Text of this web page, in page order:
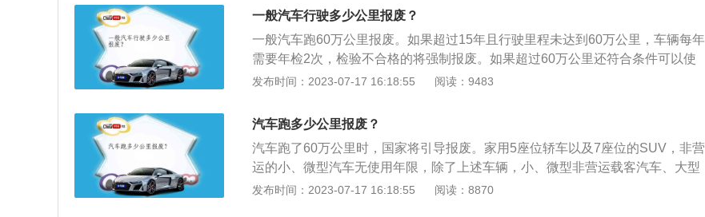
米；（三）小型和中型教练载客汽车行驶50万千米，大型教练载客汽车行驶60万
千米；（四）公交客运汽车行驶40万千米；（五）其他小、微型营运载客汽车行
驶60万千米，中型营运载客汽车行驶50万千米，大型营运载客汽车行驶80万千
米；（六）专用校车行驶40万千米；（七）小、微型非营运载客汽车和大型非营
行驶60万千米；（八）微型载货汽车行驶50万千米，中、轻型载货汽车行驶60万
千米，重型载货汽车（包括半挂牵引车和全挂牵引车）行驶70万千米，危险品运
输载货汽车行驶40万千米，装用多缸发动机的低速货车行驶30万千米；（九）专
项作业车、轮式专用机械车行驶50万千米；（十）正三轮摩托车行驶10万千米，
其他摩托车行驶12万千米。根据《机动车强制报废标准规定》第五条，各类机动
微型载货汽车行驶50万千米，中、轻型载货汽车行驶60万千米，重型载货汽车
(包括半挂牵引车和全挂牵引车)行驶70万千米，危险品运输载货汽车行驶40万千
米，装用多缸发动机的低速货车行驶30万千米;(九)专项作业车、轮式专用机械车
车报废流程如下：申请报废更新的汽车车主领填《机动车变更、过户、改装、停
的车辆开具《汽车报废通知书》。对未达到报废年限的机动车，经机动车查验岗
认定，符合汽车报废标准，核发《汽车报废通知单》。车主持《通知书》自行选
择一家符合规定的回收企业将车辆送交解体。回收企业经查验《通知书》后将车
辆解体并照相。要求发动机与车辆分离，发动机的缸体应打破，车架（底盘）要
规定：小、微型出租客运汽车报废年限8年，中型出租客运汽车报废年限10年，
大型出租客运汽车报废年限12年。公交客运汽车报废年限13年，其他小、微型营
运载客汽车报废年限10年，大、中型营运载客汽车报废年限15年；微型营运货车
报废年限8年，轻型和大型营运货车报废年限10年。车辆报废办理流程如下：首
先，申请报废更新的汽车车主领填《机动车变更、过户、改装、停驶、报废审批
具的《汽车报废通知书》，对未达到报废年限的机动车，经机动车查验岗认定，
符合汽车报废标准，核发《汽车报废通知单》。然后车主持《通知书》自行选择
一家符合规定的回收企业将车辆送交解体，回收企业经查验《通知书》后将车辆
割断。最后车主持《变更表》、《XX省更新汽车技术鉴定表》和《报废汽车回收
一般汽车行驶多少公里报废？
一般汽车跑60万公里报废。如果超过15年且行驶里程未达到60万公里，车辆每年
需要年检2次，检验不合格的将强制报废。如果超过60万公里还符合条件可以使
用的，需要一年上线年检4次。私家车包括5座轿车和7座SUV车型，非营运性质
的使用年限为8年，时间到了将强制引导报废；中型出租客运汽车的使用年限为1
0年，年限到了强制引导报废；微型载货汽车的使用年限为12年，时间到了强制
引导报废。汽车到期不报废的后果是影响驾驶证换证或年审。驾驶已经脱审的汽
车会面临罚款及吊销驾驶证。汽车会进行强制报废，费用自付。
发布时间：2023-07-17 16:18:55 阅读：9483
汽车跑多少公里报废？
汽车跑了60万公里时，国家将引导报废。家用5座位轿车以及7座位的SUV，非营
运的小、微型汽车无使用年限，除了上述车辆，小、微型非营运载客汽车、大型
非营运轿车、轮式专用机械车也无使用年限限制。引导报废与强制报废的区别：
发布时间：2023-07-17 16:18:55 阅读：8870